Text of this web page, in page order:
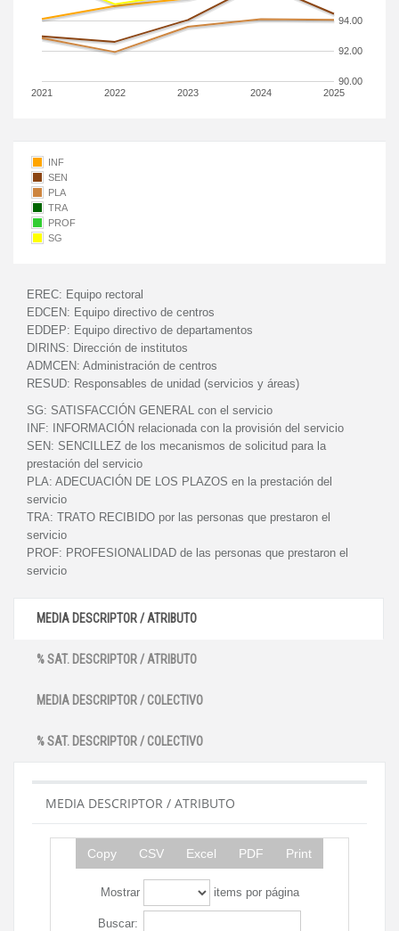
2021 2022 2023 2024 2025
90.00
92.00
94.00
INF
SEN
PLA
TRA
PROF
SG
EREC: Equipo rectoral
EDCEN: Equipo directivo de centros
EDDEP: Equipo directivo de departamentos
DIRINS: Dirección de institutos
ADMCEN: Administración de centros
RESUD: Responsables de unidad (servicios y áreas)
SG: SATISFACCIÓN GENERAL con el servicio
INF:
INFORMACIÓN relacionada con la provisión del servicio
SEN: SENCILLEZ de los mecanismos de solicitud para la
prestación del servicio
PLA: ADECUACIÓN DE LOS PLAZOS en la prestación del
servicio
TRA: TRATO RECIBIDO por las personas que prestaron el
servicio
PROF: PROFESIONALIDAD de las personas que prestaron el
servicio
MEDIA DESCRIPTOR / ATRIBUTO
% SAT. DESCRIPTOR / ATRIBUTO
MEDIA DESCRIPTOR / COLECTIVO
% SAT. DESCRIPTOR / COLECTIVO
MEDIA DESCRIPTOR / ATRIBUTO
Copy CSV Excel PDF Print
Mostrar items por página
Buscar: